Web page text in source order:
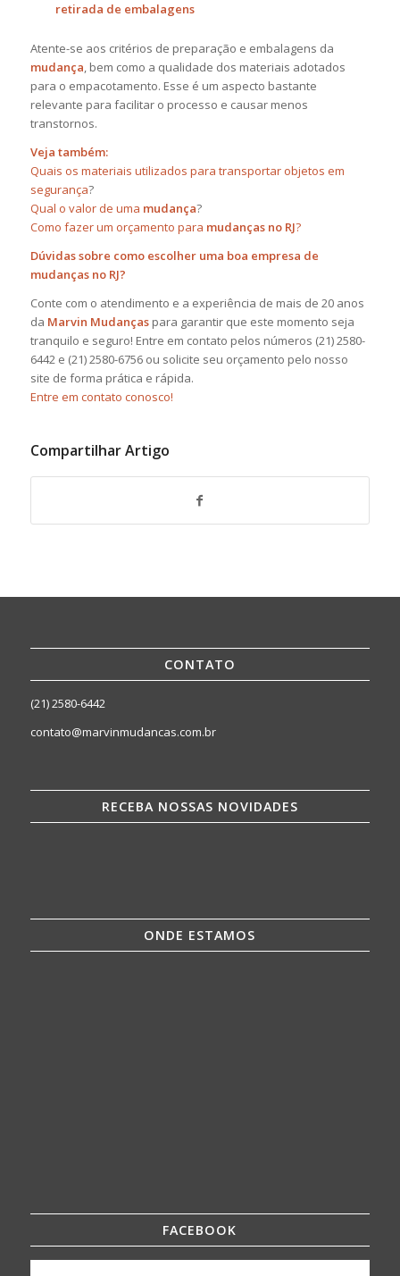
retirada de embalagens
Atente-se aos critérios de preparação e embalagens da
mudança, bem como a qualidade dos materiais adotados
para o empacotamento. Esse é um aspecto bastante
relevante para facilitar o processo e causar menos
transtornos.
Veja também:
Quais os materiais utilizados para transportar objetos em
segurança?
Qual o valor de uma mudança?
Como fazer um orçamento para mudanças no RJ?
Dúvidas sobre como escolher uma boa empresa de
mudanças no RJ?
Conte com o atendimento e a experiência de mais de 20 anos
da Marvin Mudançaspara garantir que este momento seja
tranquilo e seguro! Entre em contato pelos números (21) 2580-
6442 e (21) 2580-6756 ou solicite seu orçamento pelo nosso
site de forma prática e rápida.
Entre em contato conosco!
Compartilhar Artigo
CONTATO
(21) 2580-6442
contato@marvinmudancas.com.br
RECEBA NOSSAS NOVIDADES
ONDE ESTAMOS
FACEBOOK